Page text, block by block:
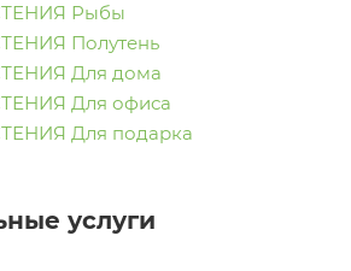
Рыбы
Полутень
Для дома
Для офиса
Для подарка
услуги